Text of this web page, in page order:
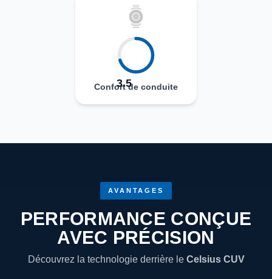
3.5
Confort de conduite
AVANTAGES
PERFORMANCE CONÇUE
AVEC PRÉCISION
Découvrez la technologie derrière le Celsius CUV